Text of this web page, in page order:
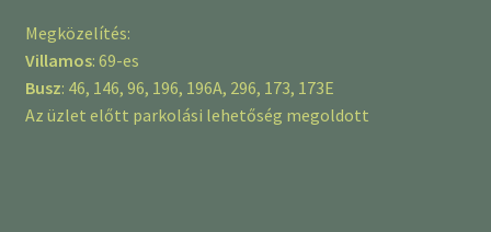
Megközelítés:
Villamos: 69-es
Busz: 46, 146, 96, 196, 196A, 296, 173, 173E
Az üzlet előtt parkolási lehetőség megoldott